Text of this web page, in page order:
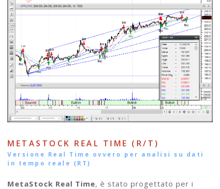
METASTOCK REAL TIME (R/T)
Versione Real Time ovvero per analisi su dati
in tempo reale (RT)
MetaStock Real Time, è stato progettato per i